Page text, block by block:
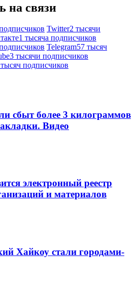
на связи
Twitter2 тысячи
1 тысяча подписчиков
Telegram57 тысяч
3 тысячи подписчиков
подписчиков
сбыт более 3 килограммов
Видео
электронный реестр
и материалов
Хайкоу стали городами-